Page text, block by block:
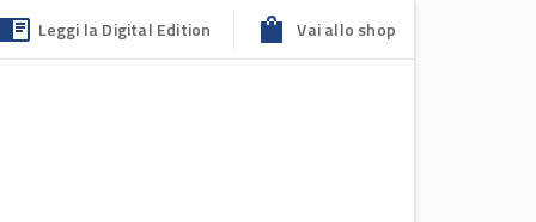
Leggi la Digital Edition Vai allo shop